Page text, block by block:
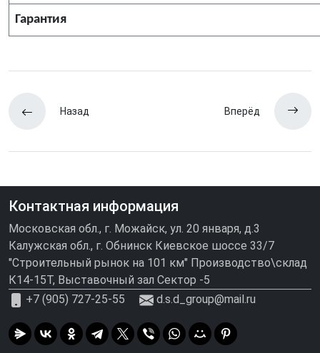
Гарантия
Назад Вперёд
Контактная информация
Московская обл., г. Можайск, ул. 20 января, д.3
Калужская обл., г. Обнинск Киевское шоссе 33/7
"Строительный рынок на 101 км" Производство\склад
К14-15Т, Выставочный зал Сектор -5
+7 (905) 727-25-55
d.s.d_group@mail.ru